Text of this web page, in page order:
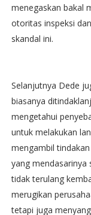
menegaskan bakal
otoritas inspeksi
skandal ini.
Selanjutnya Dede
biasanya
mengetahui
untuk melakukan
mengambil
yang mendasarinya
tidak terulang
merugikan
tetapi juga